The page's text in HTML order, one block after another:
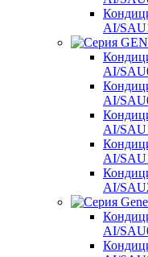
AI/
AI/
AI/
AI/
AI/
AI/
AI/